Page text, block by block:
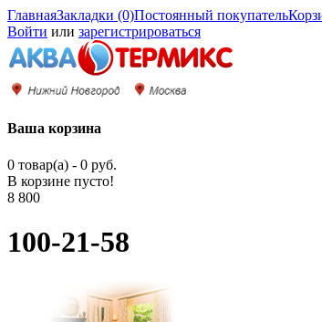
ГлавнаяЗакладки (0)Постоянный покупатель
Войти или зарегистрироваться
Ваша корзина
0 товар(а) - 0 руб.
В корзине пусто!
8 800
100-21-58